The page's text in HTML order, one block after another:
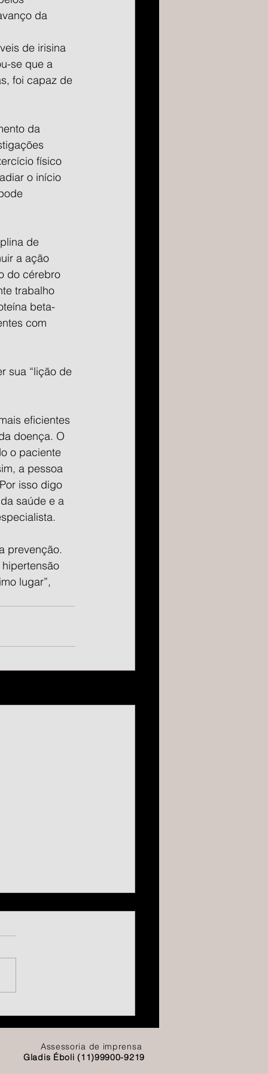
da
de irisina
se que a
foi capaz de
da
físico
o início
de
a ação
do cérebro
trabalho
beta-
com
sua “lição de
eficientes
doença. O
o paciente
a pessoa
isso digo
saúde e a
prevenção.
lugar”,
Assessoria de imprensa
Gladis Éboli (11)99900-9219